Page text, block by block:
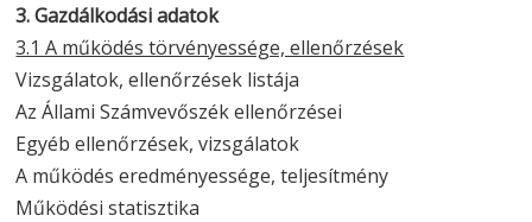
3. Gazdálkodási adatok
3.1 A működés törvényessége, ellenőrzések
Vizsgálatok, ellenőrzések listája
Az Állami Számvevőszék ellenőrzései
Egyéb ellenőrzések, vizsgálatok
A működés eredményessége, teljesítmény
Működési statisztika